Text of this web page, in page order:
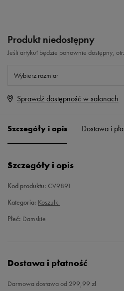
Produkt niedostępny
Jeśli artykuł będzie ponownie dostępny,
Wybierz rozmiar
Rozmiary EU
40
Sprawdź dostępność w salonach
Szczegóły i opis Dostawa i
Szczegóły i opis
Kod produktu: CV9891
Kategoria: Koszulki
Płeć: Damskie
Dostawa i płatność
Darmowa dostawa od 299,99 zł